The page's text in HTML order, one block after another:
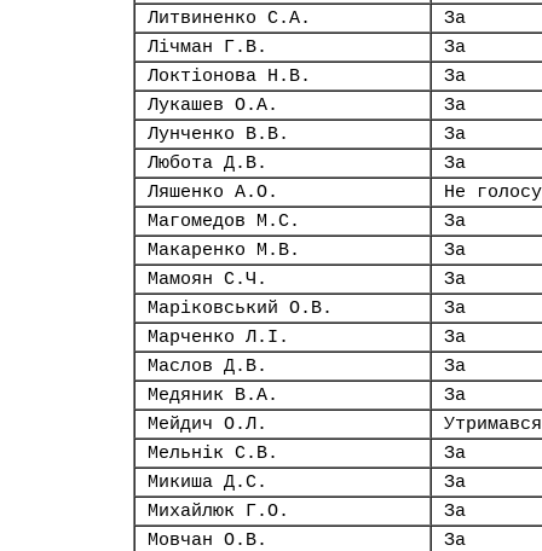
Литвиненко С.А.
За
Лічман Г.В.
За
Локтіонова Н.В.
За
Лукашев О.А.
За
Лунченко В.В.
За
Любота Д.В.
За
Ляшенко А.О.
Не
Магомедов М.С.
За
Макаренко М.В.
За
Мамоян С.Ч.
За
Маріковський О.В.
За
Марченко Л.І.
За
Маслов Д.В.
За
Медяник В.А.
За
Мейдич О.Л.
Утримався
Мельнік С.В.
За
Микиша Д.С.
За
Михайлюк Г.О.
За
Мовчан О.В.
За